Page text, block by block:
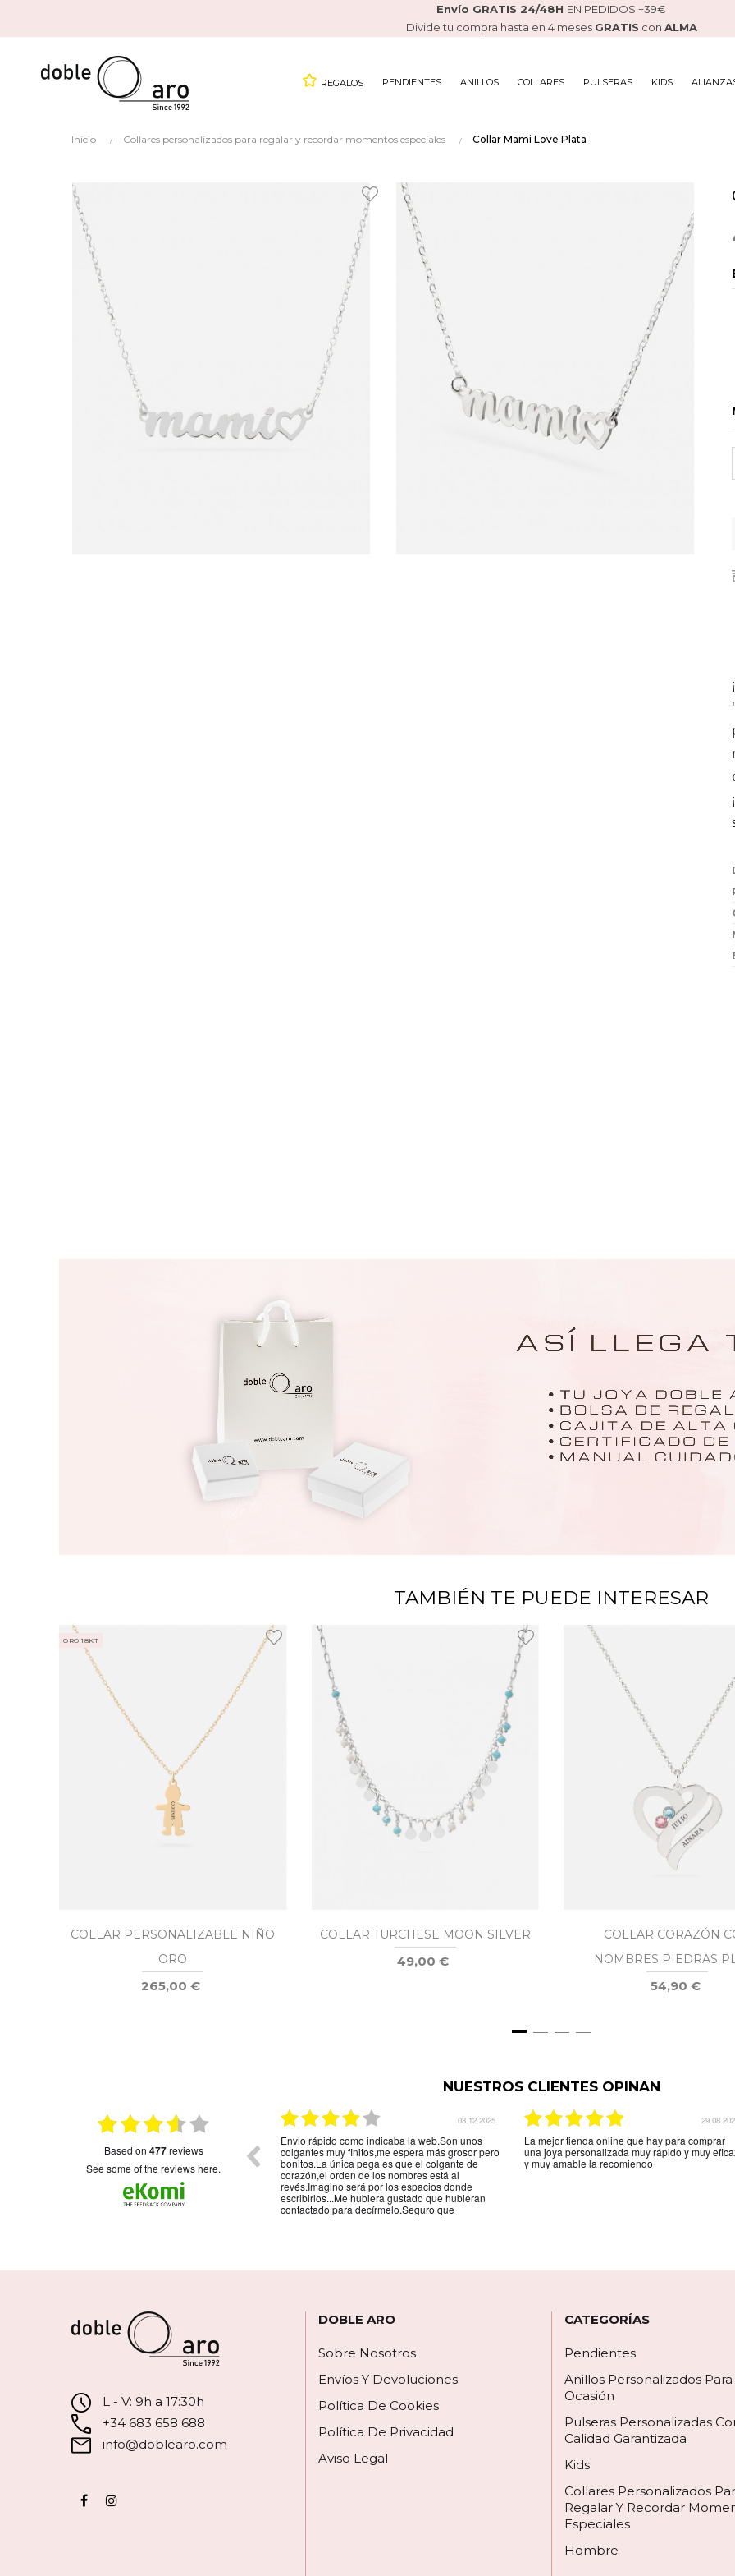
Envío GRATIS 24/48H EN PEDIDOS +39€
Divide tu compra hasta en 4 meses GRATIS con ALMA
REGALOS PENDIENTES ANILLOS COLLARES PULSERAS KIDS
Inicio Collares personalizados para regalar y recordar momentos especiales Collar Mami Love Plata
TAMBIÉN TE PUEDE INTERESAR
ORO 18KT
COLLAR PERSONALIZABLE NIÑO
ORO
265,00 €
COLLAR TURCHESE MOON SILVER
49,00 €
COLLAR CORAZÓN
NOMBRES PIEDRAS
54,90 €
NUESTROS CLIENTES OPINAN
based on 477reviews
see some of the reviews here.
03.12.2025
Envio rápido como indicaba la web.Son unos
colgantes muy finitos,me espera más grosor pero
bonitos.La única pega es que el colgante de
corazón,el orden de los nombres está al
revés.Imagino será por los espacios donde
escribirlos...Me hubiera gustado que hubieran
contactado para decírmelo.Seguro que
La mejor tienda online que hay para comprar
una joya personalizada muy rápido y muy
y muy amable la recomiendo
L - V: 9h a 17:30h
+34 683 658 688
info@doblearo.com
Facebook
DOBLE ARO
Sobre Nosotros
Envíos Y Devoluciones
Política De Cookies
Política De Privacidad
Aviso Legal
CATEGORÍAS
Pendientes
Anillos Personalizados
Ocasión
Pulseras Personalizadas
Calidad Garantizada
Kids
Collares Personalizados
Regalar Y Recordar
Especiales
Hombre